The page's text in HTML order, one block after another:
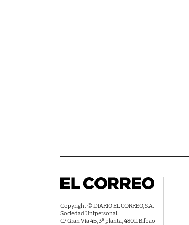
Copyright © DIARIO EL CORREO, S.A.
Sociedad Unipersonal.
C/ Gran Vía 45, 3ª planta, 48011 Bilbao